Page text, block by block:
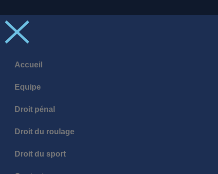
Accueil
Equipe
Droit pénal
Droit du roulage
Droit du sport